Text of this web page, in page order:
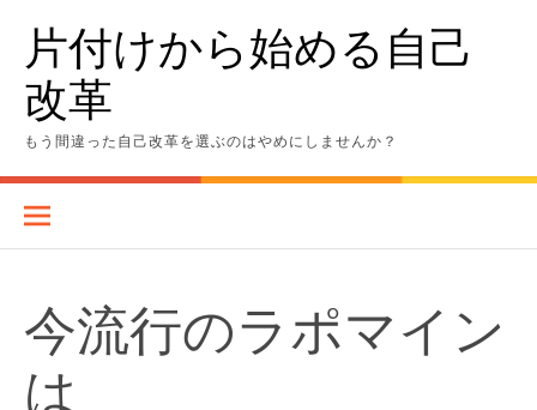
content片付けから始める自己
改革
もう間違った自己改革を選ぶのはやめにしませんか？
今流行のラポマイン
は